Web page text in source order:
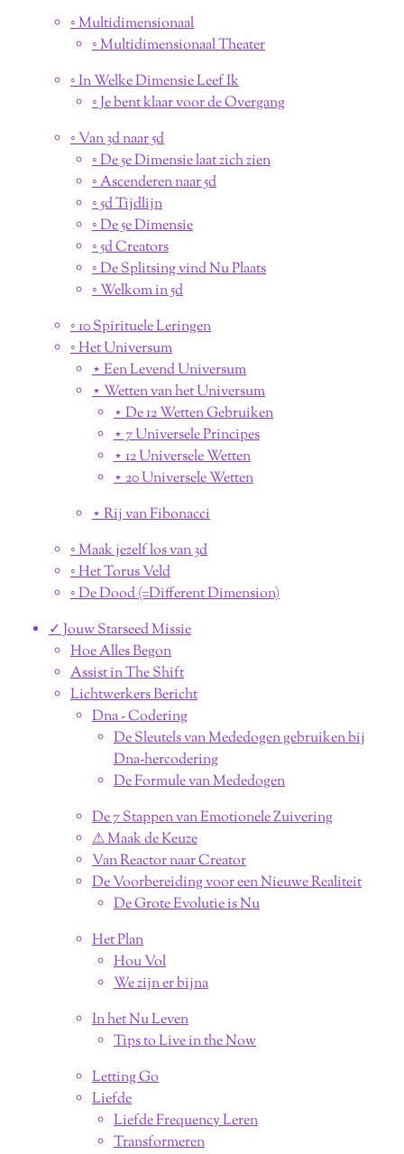
◦ Multidimensionaal
◦ Multidimensionaal Theater
◦ In Welke Dimensie Leef Ik
◦ Je bent klaar voor de Overgang
◦ Van 3d naar 5d
◦ De 5e Dimensie laat zich zien
◦ Ascenderen naar 5d
◦ 5d Tijdlijn
◦ De 5e Dimensie
◦ 5d Creators
◦ De Splitsing vind Nu Plaats
◦ Welkom in 5d
◦ 10 Spirituele Leringen
◦ Het Universum
⋆ Een Levend Universum
⋆ Wetten van het Universum
⋆ De 12 Wetten Gebruiken
⋆ 7 Universele Principes
⋆ 12 Universele Wetten
⋆ 20 Universele Wetten
⋆ Rij van Fibonacci
◦ Maak jezelf los van 3d
◦ Het Torus Veld
◦ De Dood (=Different Dimension)
✓ Jouw Starseed Missie
Hoe Alles Begon
Assist in The Shift
Lichtwerkers Bericht
Dna - Codering
De Sleutels van Mededogen gebruiken bij
Dna-hercodering
De Formule van Mededogen
De 7 Stappen van Emotionele Zuivering
⚠︎ Maak de Keuze
Van Reactor naar Creator
De Voorbereiding voor een Nieuwe Realiteit
De Grote Evolutie is Nu
Het Plan
Hou Vol
We zijn er bijna
In het Nu Leven
Tips to Live in the Now
Letting Go
Liefde
Liefde Frequency Leren
Transformeren